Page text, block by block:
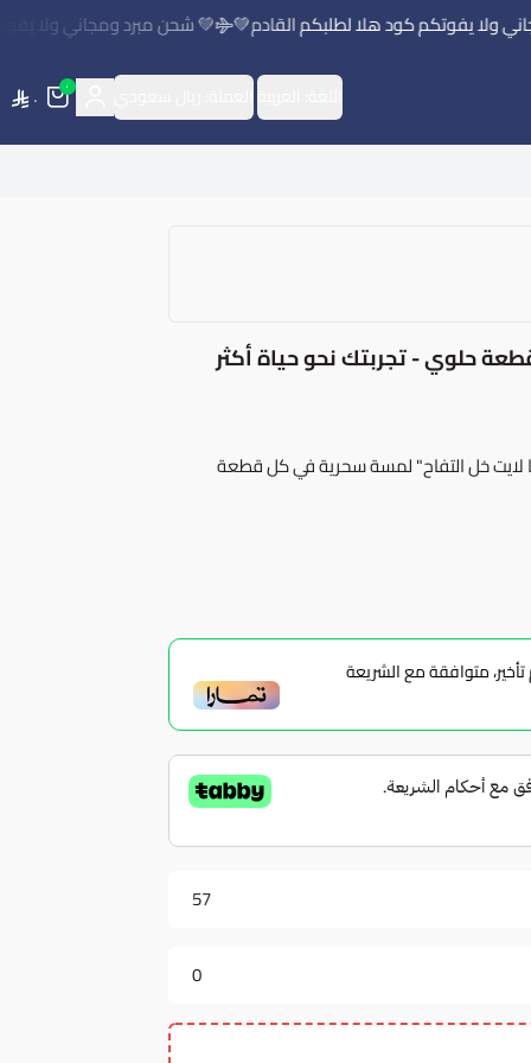
يفوتكم كود هلا لطلبكم القادم💚 💚 شحن مبرد ومجاني ولا يفوتكم
٠ ٠
فيتا لايت - خل التفاح 200 مجم - 90 قطعة حلوي - تجربتك نحو حياة أكثر
لايت خل التفاح" لمسة سحرية في كل قطعة
متوافقة مع الشريعة
57
0